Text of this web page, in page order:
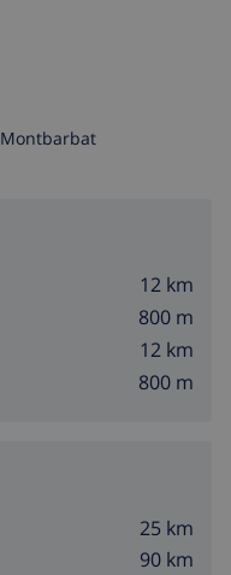
Montbarbat
12 km
800 m
12 km
800 m
25 km
90 km